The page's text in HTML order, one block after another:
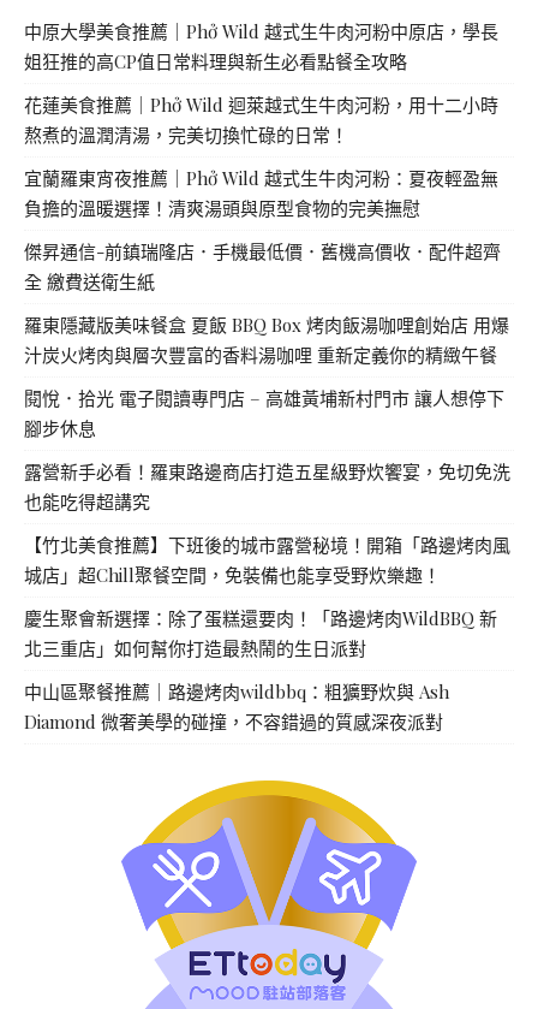
中原大學美食推薦｜Phở Wild 越式生牛肉河粉中原店，學長
姐狂推的高CP值日常料理與新生必看點餐全攻略
花蓮美食推薦｜Phở Wild 迴萊越式生牛肉河粉，用十二小時
熬煮的溫潤清湯，完美切換忙碌的日常！
宜蘭羅東宵夜推薦｜Phở Wild 越式生牛肉河粉：夏夜輕盈無
負擔的溫暖選擇！清爽湯頭與原型食物的完美撫慰
傑昇通信-前鎮瑞隆店．手機最低價．舊機高價收．配件超齊
全 繳費送衛生紙
羅東隱藏版美味餐盒 夏飯 BBQ Box 烤肉飯湯咖哩創始店 用爆
汁炭火烤肉與層次豐富的香料湯咖哩 重新定義你的精緻午餐
閱悅．拾光 電子閱讀專門店 – 高雄黃埔新村門市 讓人想停下
腳步休息
露營新手必看！羅東路邊商店打造五星級野炊饗宴，免切免洗
也能吃得超講究
【竹北美食推薦】下班後的城市露營秘境！開箱「路邊烤肉風
城店」超Chill聚餐空間，免裝備也能享受野炊樂趣！
慶生聚會新選擇：除了蛋糕還要肉！「路邊烤肉WildBBQ 新
北三重店」如何幫你打造最熱鬧的生日派對
中山區聚餐推薦｜路邊烤肉wildbbq：粗獷野炊與 Ash
Diamond 微奢美學的碰撞，不容錯過的質感深夜派對